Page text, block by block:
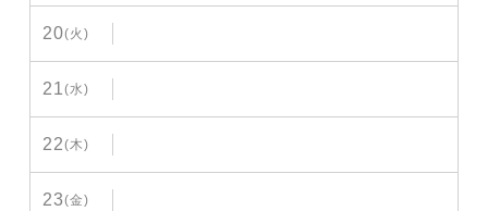
20(火)
21(水)
22(木)
23(金)